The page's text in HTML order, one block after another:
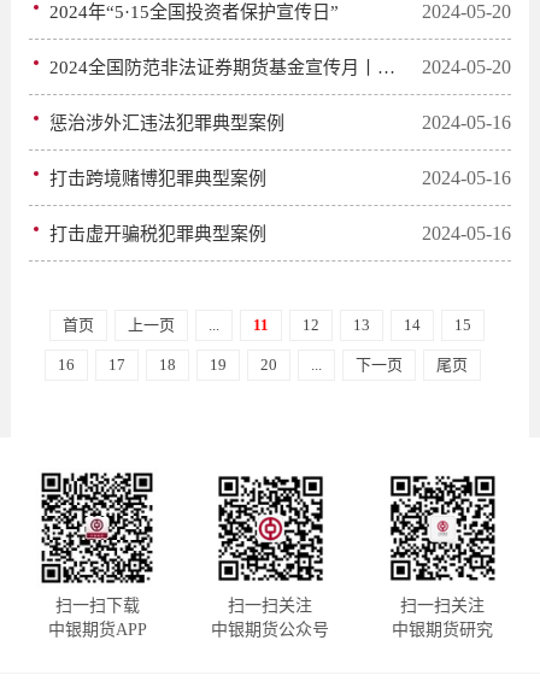
2024年“5·15全国投资者保护宣传日” 2024-05-20
2024全国防范非法证券期货基金宣传月丨抵制非法证券期货基金活动，保护投资者合法权益 2024-05-20
惩治涉外汇违法犯罪典型案例 2024-05-16
打击跨境赌博犯罪典型案例 2024-05-16
打击虚开骗税犯罪典型案例 2024-05-16
首页 上一页 ... 11 12 13 14 15
16 17 18 19 20 ... 下一页 尾页
扫一扫下载
中银期货APP
扫一扫关注
中银期货公众号
扫一扫关注
中银期货研究